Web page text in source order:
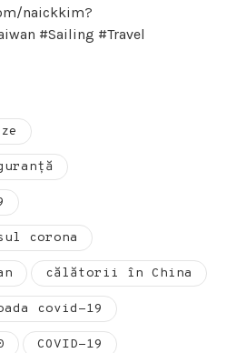
naickkim?
#Sailing #Travel
corona
călătorii în China
covid-19
COVID-19